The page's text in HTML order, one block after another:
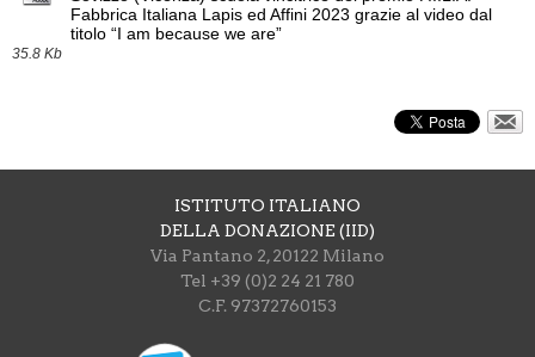
Fabbrica Italiana Lapis ed Affini 2023 grazie al video dal
titolo “I am because we are”
35.8 Kb
ISTITUTO ITALIANO
DELLA DONAZIONE (IID)
Via Pantano 2, 20122 Milano
Tel +39 (0)2 24 21 780
C.F. 97372760153